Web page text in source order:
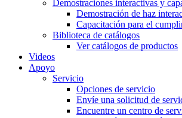
Demostraciones interactivas y
Demostración de haz
Capacitación para el
Biblioteca de catálogos
Ver catálogos de productos
Videos
Apoyo
Servicio
Opciones de servicio
Envíe una solicitud de
Encuentre un centro de